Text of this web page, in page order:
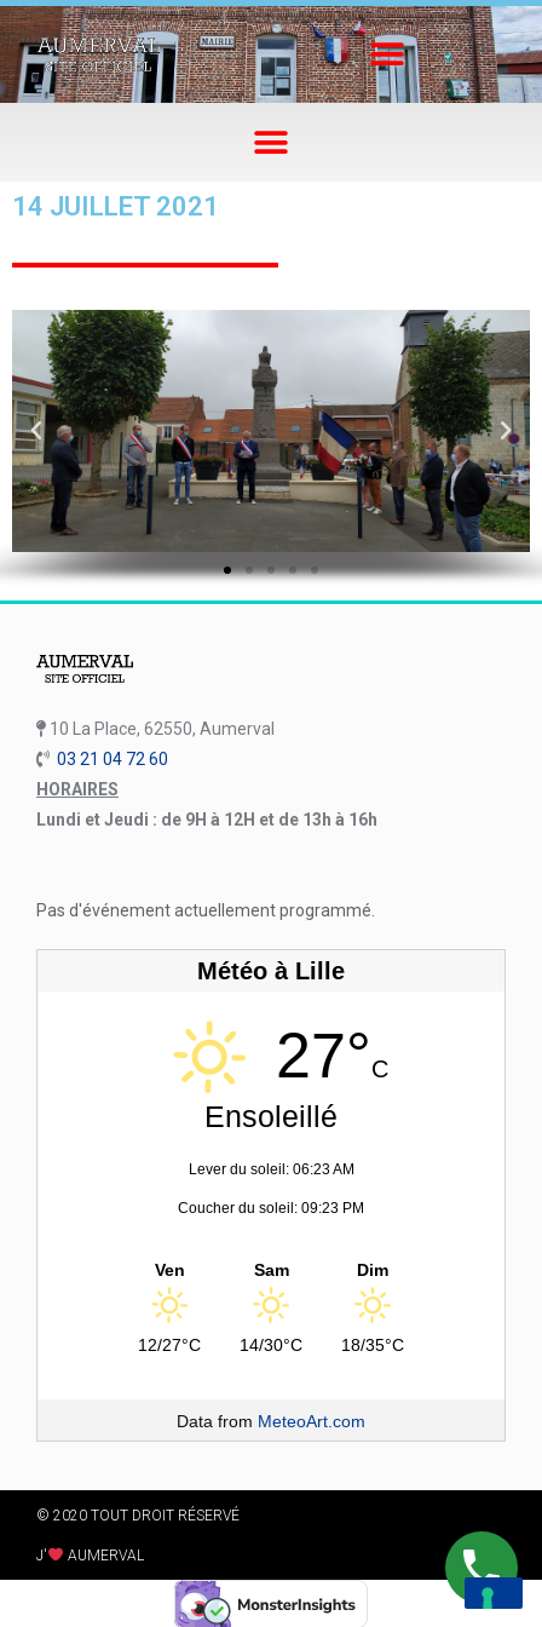
14 JUILLET 2021
10 La Place, 62550, Aumerval
03 21 04 72 60
HORAIRES
Lundi et Jeudi : de 9H à 12H et de 13h à 16h
Pas d'événement actuellement programmé.
Météo à Lille
27°C
Ensoleillé
Lever du soleil: 06:23 AM
Coucher du soleil: 09:23 PM
Ven
12/27°C
Sam
14/30°C
Dim
18/35°C
Data from MeteoArt.com
© 2020 TOUT DROIT RÉSERVÉ
J' AUMERVAL